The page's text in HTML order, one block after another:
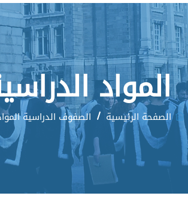
المواد
الصفحة الرئيسية الصفوف الدراسية